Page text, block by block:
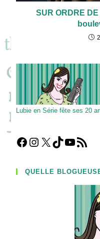
SUR ORDRE
Lubie en Série fête ses 20
Facebook
Instagram
X TikTokYouTube
Flux RSS
QUELLE